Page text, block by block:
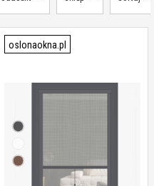
oslonaokna.pl